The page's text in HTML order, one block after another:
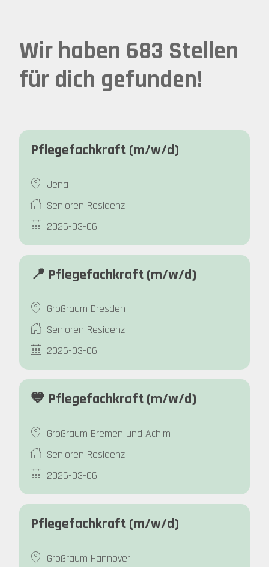
Wir haben 683 Stellen
für dich gefunden!
Pflegefachkraft (m/w/d)
Jena
Senioren Residenz
2026-03-06
📍 Pflegefachkraft (m/w/d)
Großraum Dresden
Senioren Residenz
2026-03-06
💙 Pflegefachkraft (m/w/d)
Großraum Bremen und Achim
Senioren Residenz
2026-03-06
Pflegefachkraft (m/w/d)
Großraum Hannover